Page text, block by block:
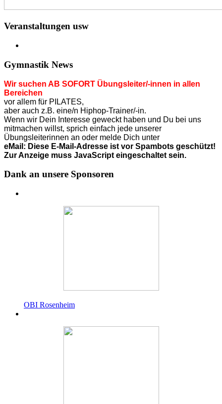
Veranstaltungen usw
Gymnastik News
Wir suchen AB SOFORT Übungsleiter/-innen in allen
Bereichen
vor allem für PILATES,
aber auch z.B. eine/n Hiphop-Trainer/-in.
Wenn wir Dein Interesse geweckt haben und Du bei uns
mitmachen willst, sprich einfach jede unserer
Übungsleiterinnen an oder melde Dich unter
eMail: Diese E-Mail-Adresse ist vor Spambots geschützt!
Zur Anzeige muss JavaScript eingeschaltet sein.
Dank an unsere Sponsoren
OBI Rosenheim